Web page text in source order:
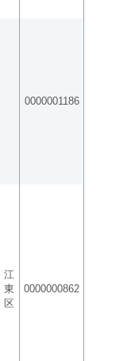
0000001186
江
東
区
0000000862